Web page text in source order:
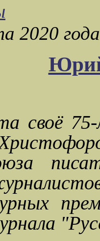
2020 года
своё